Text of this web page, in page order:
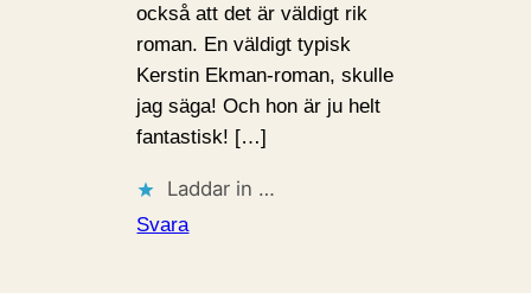
också att det är väldigt rik
roman. En väldigt typisk
Kerstin Ekman-roman, skulle
jag säga! Och hon är ju helt
fantastisk! […]
Laddar in …
Svara